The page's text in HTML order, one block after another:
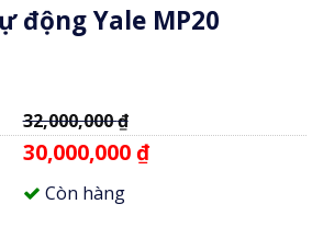
động Yale MP20
32,000,000₫
30,000,000₫
Còn hàng